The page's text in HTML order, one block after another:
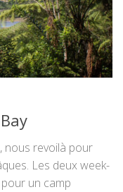
nous revoilà pour
Les deux week-
un camp